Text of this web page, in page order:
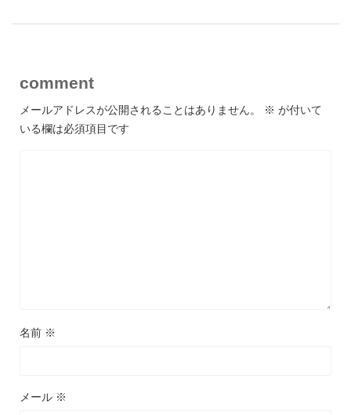
comment
メールアドレスが公開されることはありません。 ※ が付いて
いる欄は必須項目です
名前 ※
メール ※